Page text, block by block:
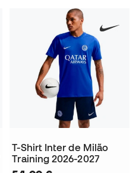
T-Shirt Inter de Milão
Training 2026-2027